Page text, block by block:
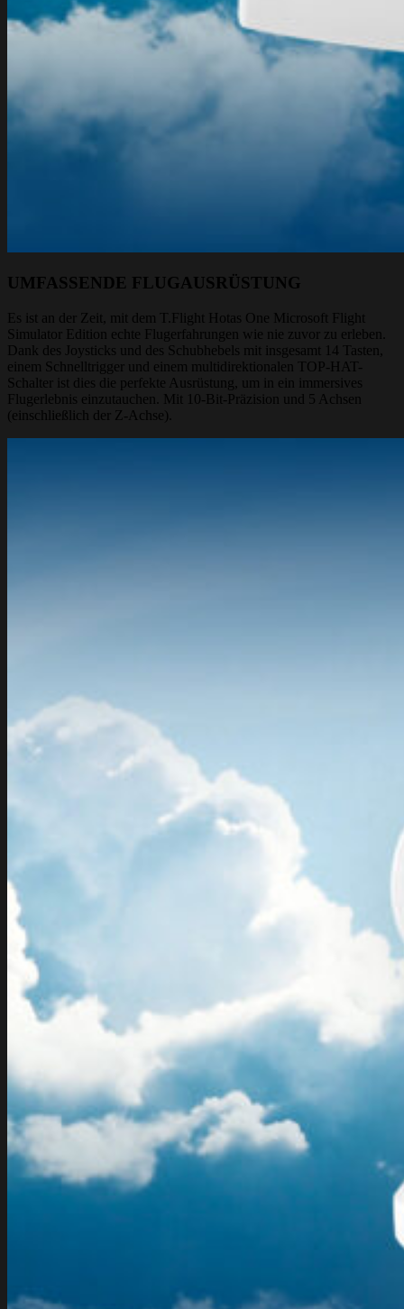
UMFASSENDE FLUGAUSRÜSTUNG
Es ist an der Zeit, mit dem T.Flight Hotas One Microsoft Flight
Simulator Edition echte Flugerfahrungen wie nie zuvor zu erleben.
Dank des Joysticks und des Schubhebels mit insgesamt 14 Tasten,
einem Schnelltrigger und einem multidirektionalen TOP-HAT-
Schalter ist dies die perfekte Ausrüstung, um in ein immersives
Flugerlebnis einzutauchen. Mit 10-Bit-Präzision und 5 Achsen
(einschließlich der Z-Achse).